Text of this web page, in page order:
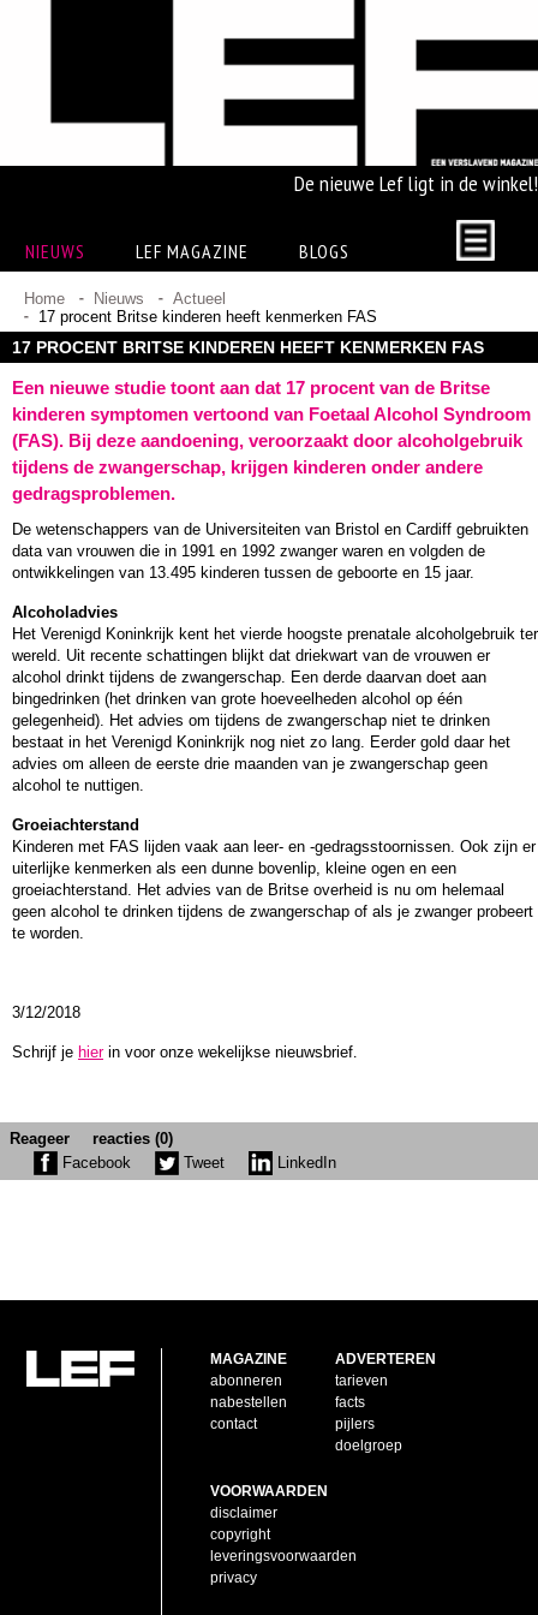
De nieuwe Lef ligt in de winkel!
NIEUWS LEF MAGAZINE BLOGS
Home Nieuws
Actueel
17 procent Britse kinderen heeft kenmerken FAS
17 PROCENT BRITSE KINDEREN HEEFT KENMERKEN FAS
Een nieuwe studie toont aan dat 17 procent van de Britse
kinderen symptomen vertoond van Foetaal Alcohol Syndroom
(FAS). Bij deze aandoening, veroorzaakt door alcoholgebruik
tijdens de zwangerschap, krijgen kinderen onder andere
gedragsproblemen.
De wetenschappers van de Universiteiten van Bristol en Cardiff gebruikten
data van vrouwen die in 1991 en 1992 zwanger waren en volgden de
ontwikkelingen van 13.495 kinderen tussen de geboorte en 15 jaar.
Alcoholadvies
Het Verenigd Koninkrijk kent het vierde hoogste prenatale alcoholgebruik ter
wereld. Uit recente schattingen blijkt dat driekwart van de vrouwen er
alcohol drinkt tijdens de zwangerschap. Een derde daarvan doet aan
bingedrinken (het drinken van grote hoeveelheden alcohol op één
gelegenheid). Het advies om tijdens de zwangerschap niet te drinken
bestaat in het Verenigd Koninkrijk nog niet zo lang. Eerder gold daar het
advies om alleen de eerste drie maanden van je zwangerschap geen
alcohol te nuttigen.
Groeiachterstand
Kinderen met FAS lijden vaak aan leer- en -gedragsstoornissen. Ook zijn er
uiterlijke kenmerken als een dunne bovenlip, kleine ogen en een
groeiachterstand. Het advies van de Britse overheid is nu om helemaal
geen alcohol te drinken tijdens de zwangerschap of als je zwanger probeert
te worden.
3/12/2018
Schrijf je hierin voor onze wekelijkse nieuwsbrief.
Reageer
reacties (0)
Facebook
Tweet LinkedIn
MAGAZINE
abonneren
nabestellen
contact
ADVERTEREN
tarieven
facts
pijlers
doelgroep
VOORWAARDEN
disclaimer
copyright
leveringsvoorwaarden
privacy